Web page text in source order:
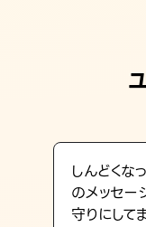
しんどくな
のメッセー
守りにして